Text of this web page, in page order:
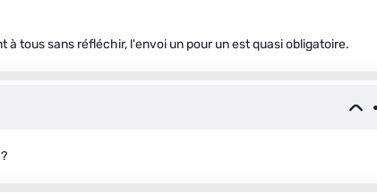
à tous sans réfléchir, l'envoi un pour un est quasi obligatoire.